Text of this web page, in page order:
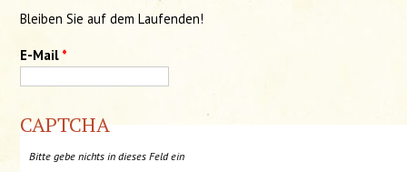
Bleiben Sie auf dem Laufenden!
E-Mail *
CAPTCHA
Bitte gebe nichts in dieses Feld ein